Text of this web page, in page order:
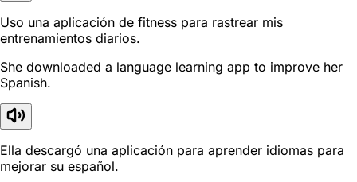
Uso una aplicación de fitness para rastrear mis
entrenamientos diarios.
She downloaded a language learning app to improve her
Spanish.
Ella descargó una aplicación para aprender idiomas para
mejorar su español.